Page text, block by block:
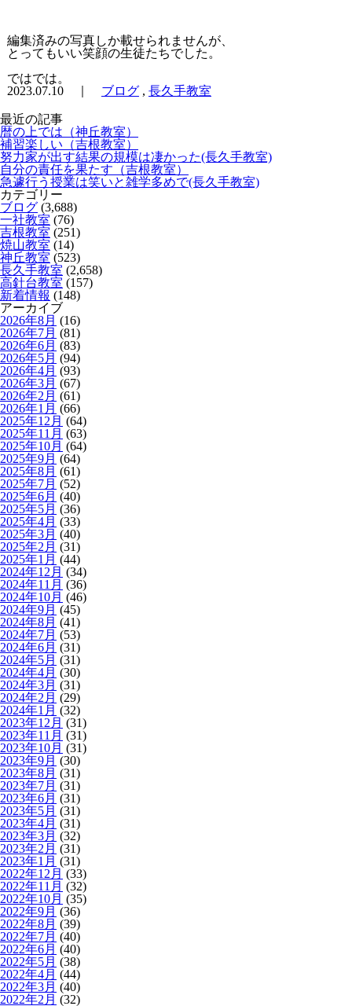
編集済みの写真しか載せられませんが、
とってもいい笑顔の生徒たちでした。
ではでは。
2023.07.10 ｜ ブログ, 長久手教室
最近の記事
暦の上では（神丘教室）
補習楽しい（吉根教室）
努力家が出す結果の規模は凄かった(長久手教室)
自分の責任を果たす（吉根教室）
急遽行う授業は笑いと雑学多めで(長久手教室)
カテゴリー
ブログ (3,688)
一社教室 (76)
吉根教室 (251)
焼山教室 (14)
神丘教室 (523)
長久手教室 (2,658)
高針台教室 (157)
新着情報 (148)
アーカイブ
2026年8月 (16)
2026年7月 (81)
2026年6月 (83)
2026年5月 (94)
2026年4月 (93)
2026年3月 (67)
2026年2月 (61)
2026年1月 (66)
2025年12月 (64)
2025年11月 (63)
2025年10月 (64)
2025年9月 (64)
2025年8月 (61)
2025年7月 (52)
2025年6月 (40)
2025年5月 (36)
2025年4月 (33)
2025年3月 (40)
2025年2月 (31)
2025年1月 (44)
2024年12月 (34)
2024年11月 (36)
2024年10月 (46)
2024年9月 (45)
2024年8月 (41)
2024年7月 (53)
2024年6月 (31)
2024年5月 (31)
2024年4月 (30)
2024年3月 (31)
2024年2月 (29)
2024年1月 (32)
2023年12月 (31)
2023年11月 (31)
2023年10月 (31)
2023年9月 (30)
2023年8月 (31)
2023年7月 (31)
2023年6月 (31)
2023年5月 (31)
2023年4月 (31)
2023年3月 (32)
2023年2月 (31)
2023年1月 (31)
2022年12月 (33)
2022年11月 (32)
2022年10月 (35)
2022年9月 (36)
2022年8月 (39)
2022年7月 (40)
2022年6月 (40)
2022年5月 (38)
2022年4月 (44)
2022年3月 (40)
2022年2月 (32)